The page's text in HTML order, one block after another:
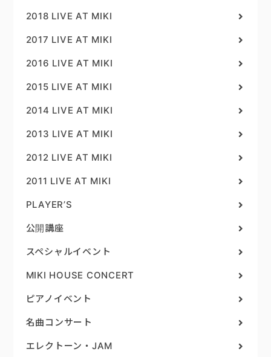
2018 LIVE AT MIKI
2017 LIVE AT MIKI
2016 LIVE AT MIKI
2015 LIVE AT MIKI
2014 LIVE AT MIKI
2013 LIVE AT MIKI
2012 LIVE AT MIKI
2011 LIVE AT MIKI
PLAYER’S
公開講座
スペシャルイベント
MIKI HOUSE CONCERT
ピアノイベント
名曲コンサート
エレクトーン・JAM